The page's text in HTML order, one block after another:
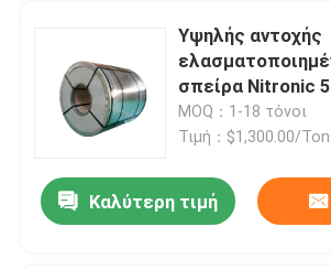
Υψηλής αντοχής
σπείρα Nitronic
S20910 316 316l
MOQ：1-18 τόνοι
Τιμή：$1,300.00/
Καλύτερη τιμή